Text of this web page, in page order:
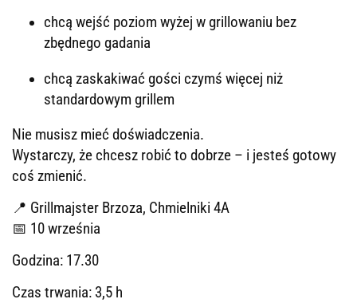
chcą wejść poziom wyżej w grillowaniu bez
zbędnego gadania
chcą zaskakiwać gości czymś więcej niż
standardowym grillem
Nie musisz mieć doświadczenia.
Wystarczy, że chcesz robić to dobrze – i jesteś gotowy
coś zmienić.
📍 Grillmajster Brzoza, Chmielniki 4A
📅 10 września
Godzina: 17.30
Czas trwania: 3,5 h